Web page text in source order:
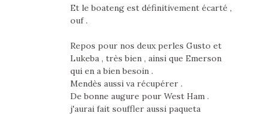
Et le boateng est définitivement écarté ,
ouf .
Repos pour nos deux perles Gusto et
Lukeba , très bien , ainsi que Emerson
qui en a bien besoin .
Mendès aussi va récupérer .
De bonne augure pour West Ham .
j'aurai fait souffler aussi paqueta